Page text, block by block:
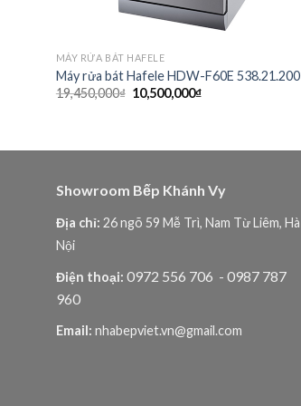
MÁY RỬA BÁT HAFELE
Máy rửa bát Hafele HDW-F60E 538.21.200
19,450,000₫ Giá
gốc
10,500,000₫Giá
Showroom Bếp Khánh Vy
Địa chỉ: 26 ngõ 59 Mễ Trì, Nam Từ Liêm, Hà
Nội
Điện thoại: 0972 556 706 - 0987 787
960
Email: nhabepviet.vn@gmail.com